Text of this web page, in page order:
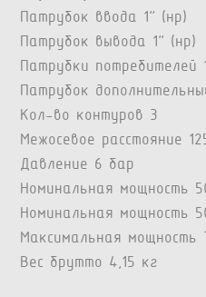
Патрубок ввода 1” (нр)
Патрубок вывода 1” (нр)
Патрубки потребителей
Патрубок
Кол-во контуров 3
Межосевое расстояние
Давление 6 бар
Номинальная мощность
Номинальная мощность
Максимальная мощность
Вес брутто 4,15 кг